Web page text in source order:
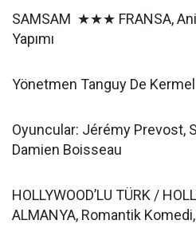
SAMSAM ★★★ FRANSA,
Yapımı
Yönetmen Tanguy De Kermel
Oyuncular: Jérémy Prevost,
Damien Boisseau
HOLLYWOOD’LU TÜRK /
ALMANYA, Romantik Komedi,